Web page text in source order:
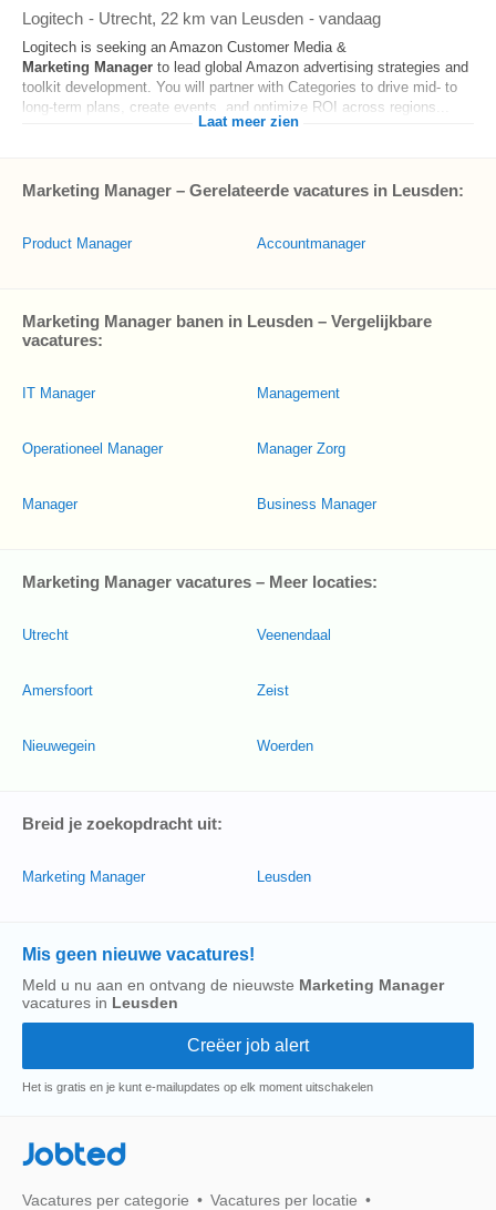
Logitech - Utrecht, 22 km van Leusden - vandaag
Logitech is seeking an Amazon Customer Media &
Marketing Manager to lead global Amazon advertising strategies and
toolkit development. You will partner with Categories to drive mid- to
long-term plans, create events, and optimize ROI across regions...
Laat meer zien
Marketing Manager – Gerelateerde vacatures in Leusden:
Product Manager Accountmanager
Marketing Manager banen in Leusden – Vergelijkbare
vacatures:
IT Manager
Operationeel Manager
Manager
Management
Manager Zorg
Business Manager
Marketing Manager vacatures – Meer locaties:
Utrecht
Amersfoort
Nieuwegein
Veenendaal
Zeist
Woerden
Breid je zoekopdracht uit:
Marketing Manager Leusden
Mis geen nieuwe vacatures!
Meld u nu aan en ontvang de nieuwste Marketing Manager
vacatures in Leusden
Het is gratis en je kunt e-mailupdates op elk moment uitschakelen
Jobted
Vacatures per categorie Vacatures per locatie